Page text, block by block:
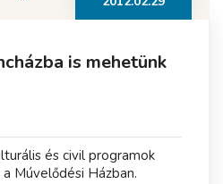
is mehetünk
és civil programok
Múvelődési Házban.